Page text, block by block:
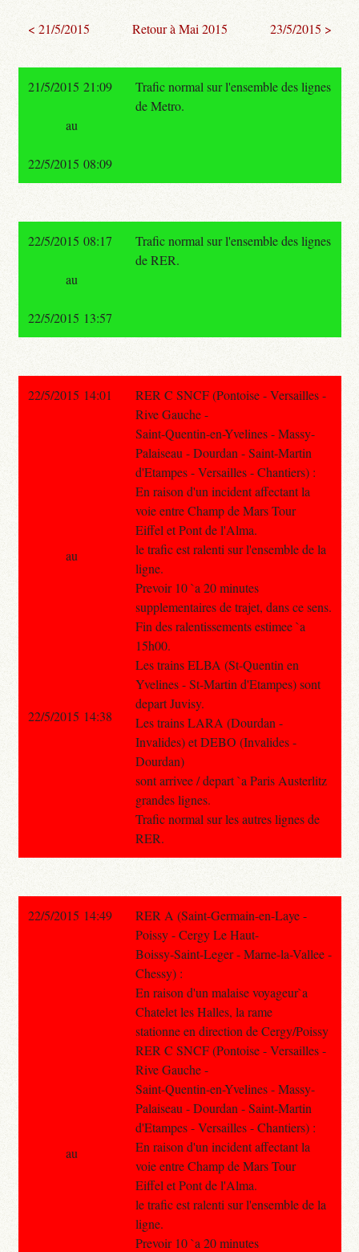
< 21/5/2015 Retour à Mai 2015 23/5/2015 >
21/5/2015 21:09
Trafic normal sur l'ensemble des lignes
de Metro.
au
22/5/2015 08:09
22/5/2015 08:17
Trafic normal sur l'ensemble des lignes
de RER.
au
22/5/2015 13:57
22/5/2015 14:01
RER C SNCF (Pontoise - Versailles -
Rive Gauche -
Saint-Quentin-en-Yvelines - Massy-
Palaiseau - Dourdan - Saint-Martin
d'Etampes - Versailles - Chantiers) :
En raison d'un incident affectant la
voie entre Champ de Mars Tour
Eiffel et Pont de l'Alma.
le trafic est ralenti sur l'ensemble de la
ligne.
Prevoir 10 `a 20 minutes
supplementaires de trajet, dans ce sens.
Fin des ralentissements estimee `a
15h00.
Les trains ELBA (St-Quentin en
Yvelines - St-Martin d'Etampes) sont
depart Juvisy.
Les trains LARA (Dourdan -
Invalides) et DEBO (Invalides -
Dourdan)
sont arrivee / depart `a Paris Austerlitz
grandes lignes.
Trafic normal sur les autres lignes de
RER.
au
22/5/2015 14:38
22/5/2015 14:49
RER A (Saint-Germain-en-Laye -
Poissy - Cergy Le Haut-
Boissy-Saint-Leger - Marne-la-Vallee -
Chessy) :
En raison d'un malaise voyageur`a
Chatelet les Halles, la rame
stationne en direction de Cergy/Poissy
RER C SNCF (Pontoise - Versailles -
Rive Gauche -
Saint-Quentin-en-Yvelines - Massy-
Palaiseau - Dourdan - Saint-Martin
d'Etampes - Versailles - Chantiers) :
En raison d'un incident affectant la
voie entre Champ de Mars Tour
Eiffel et Pont de l'Alma.
le trafic est ralenti sur l'ensemble de la
ligne.
Prevoir 10 `a 20 minutes
au